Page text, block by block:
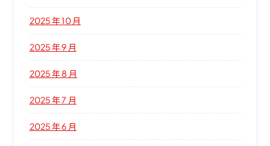
2025 年 10 月
2025 年 9 月
2025 年 8 月
2025 年 7 月
2025 年 6 月